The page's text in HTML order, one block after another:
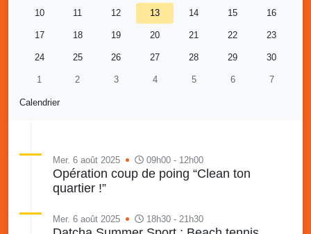
Calendrier
10 11 12 13 14 15 16
17 18 19 20 21 22 23
24 25 26 27 28 29 30
1 2 3 4 5 6 7
Mer. 6 août 2025 09h00 - 12h00
Opération coup de poing “Clean ton
quartier !”
Mer. 6 août 2025 18h30 - 21h30